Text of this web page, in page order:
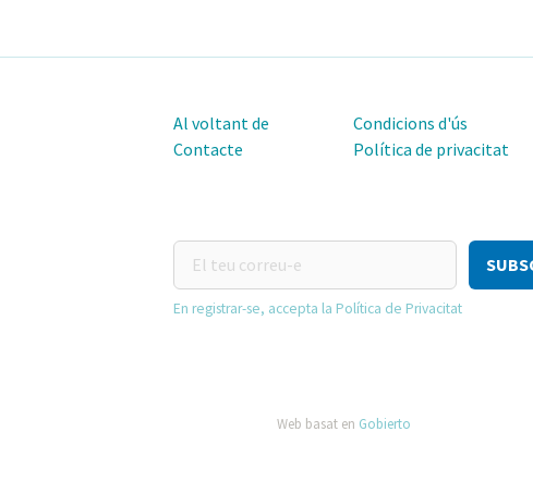
Al voltant de
Contacte
Condicions d'ús
Política de privacitat
El
teu
correu-
En registrar-se, accepta la Política de Privacitat
Web basat en Gobierto